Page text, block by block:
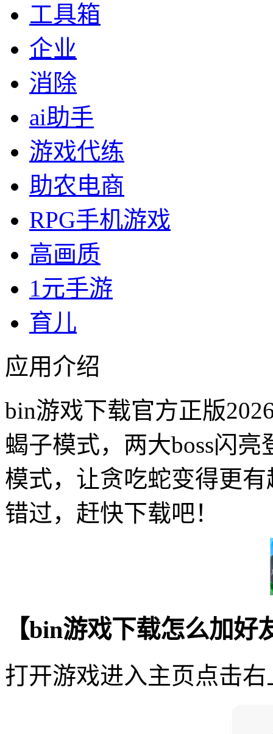
工具箱
企业
消除
ai助手
游戏代练
助农电商
RPG手机游戏
高画质
1元手游
育儿
应用介绍
bin游戏下载官方正版
蝎子模式，两大boss闪
模式，让贪吃蛇变得更
错过，赶快下载吧！
【bin游戏下载怎么加好
打开游戏进入主页点击